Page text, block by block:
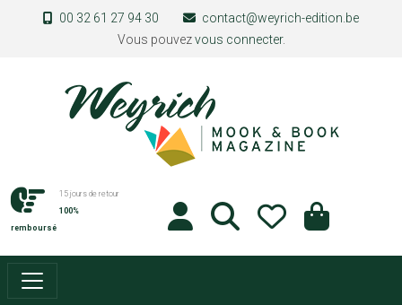
Aller au contenu principal
00 32 61 27 94 30
contact@weyrich-edition.be
Vous pouvezvous connecter.
15 jours de retour
100%
remboursé